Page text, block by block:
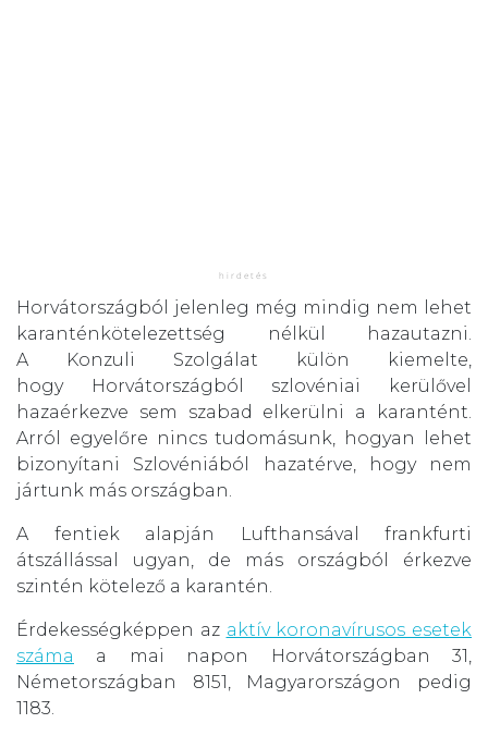
Horvátországból jelenleg még mindig nem lehet
karanténkötelezettség nélkül hazautazni.
A Konzuli Szolgálat külön kiemelte,
hogy Horvátországból szlovéniai kerülővel
hazaérkezve sem szabad elkerülni a karantént.
Arról egyelőre nincs tudomásunk, hogyan lehet
bizonyítani Szlovéniából hazatérve, hogy nem
jártunk más országban.
A fentiek alapján Lufthansával frankfurti
átszállással ugyan, de más országból érkezve
szintén kötelező a karantén.
Érdekességképpen az aktív koronavírusos esetek
száma
a mai napon Horvátországban 31,
Németországban 8151, Magyarországon pedig
1183.